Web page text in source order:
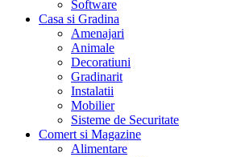
Software
Casa si Gradina
Amenajari
Animale
Decoratiuni
Gradinarit
Instalatii
Mobilier
Sisteme de Securitate
Comert si Magazine
Alimentare